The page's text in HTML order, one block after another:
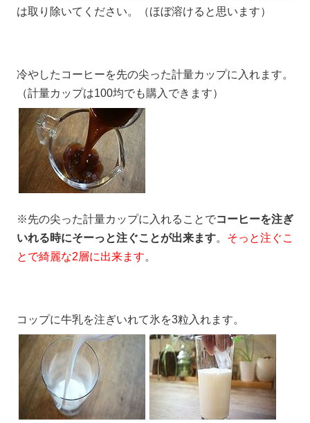
は取り除いてください。（ほぼ溶けると思います）
冷やしたコーヒーを先の尖った計量カップに入れます。
（計量カップは100均でも購入できます）
※先の尖った計量カップに入れることでコーヒーを注ぎ
いれる時にそーっと注ぐことが出来ます。 そっと注ぐこ
とで綺麗な2層に出来ます。
コップに牛乳を注ぎいれて氷を3粒入れます。